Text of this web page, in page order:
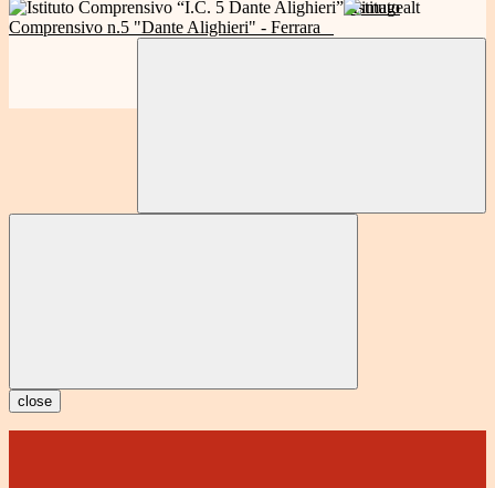
Istituto
Comprensivo n.5 "Dante Alighieri" - Ferrara
close